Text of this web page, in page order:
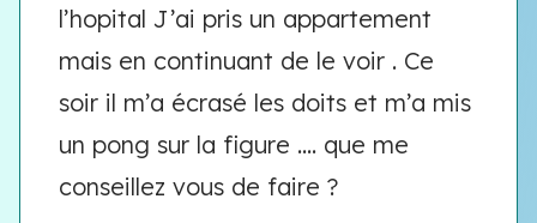
l’hopital J’ai pris un appartement
mais en continuant de le voir . Ce
soir il m’a écrasé les doits et m’a mis
un pong sur la figure .... que me
conseillez vous de faire ?